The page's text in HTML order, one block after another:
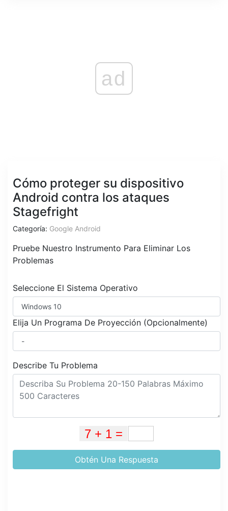
ad
Cómo proteger su dispositivo
Android contra los ataques
Stagefright
Categoría: Google Android
Pruebe Nuestro Instrumento Para Eliminar Los
Problemas
Seleccione El Sistema Operativo
Elija Un Programa De Proyección (Opcionalmente)
Describe Tu Problema
Obtén Una Respuesta